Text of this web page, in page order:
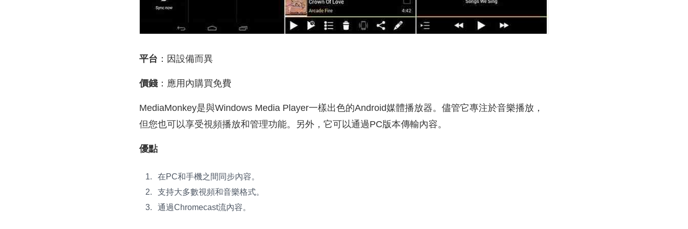
平台 ：因設備而異
價錢 ：應用內購買免費
MediaMonkey是與Windows Media Player一樣出色的Android媒體播放器。儘管它專注於音樂播放，
但您也可以享受視頻播放和管理功能。另外，它可以通過PC版本傳輸內容。
優點
在PC和手機之間同步內容。
支持大多數視頻和音樂格式。
通過Chromecast流內容。